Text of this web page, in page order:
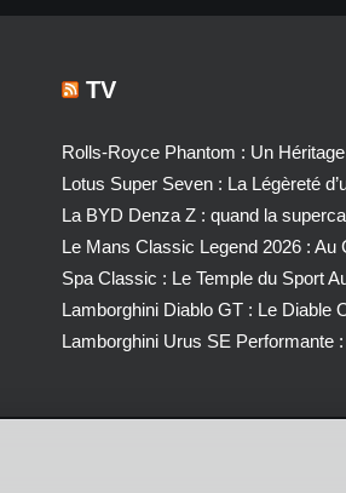
TV
Rolls-Royce Phantom : Un
Lotus Super Seven : La Légèreté
La BYD Denza Z : quand la
Le Mans Classic Legend 2026 : Au
Spa Classic : Le Temple du Sport
Lamborghini Diablo GT : Le Diable
Lamborghini Urus SE Performante